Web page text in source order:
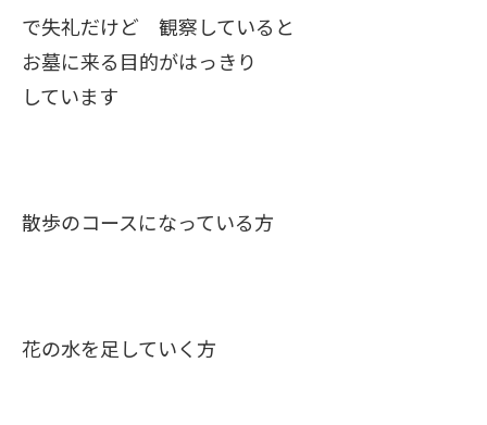
で失礼だけど 観察していると
お墓に来る目的がはっきり
しています
散歩のコースになっている方
花の水を足していく方